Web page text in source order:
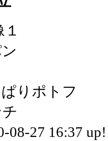
りポトフ
08-27 16:37 up!